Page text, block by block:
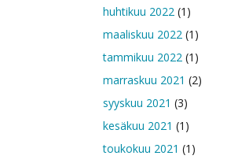
huhtikuu 2022(1)
maaliskuu 2022(1)
tammikuu 2022(1)
marraskuu 2021 (2)
syyskuu 2021 (3)
kesäkuu 2021 (1)
toukokuu 2021 (1)